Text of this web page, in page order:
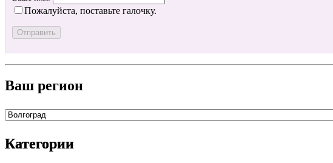
Пожалуйста, поставьте галочку.
Ваш регион
Категории